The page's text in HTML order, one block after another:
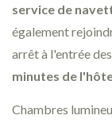
service de
également
arrêt à l'entrée
minutes de
Chambres